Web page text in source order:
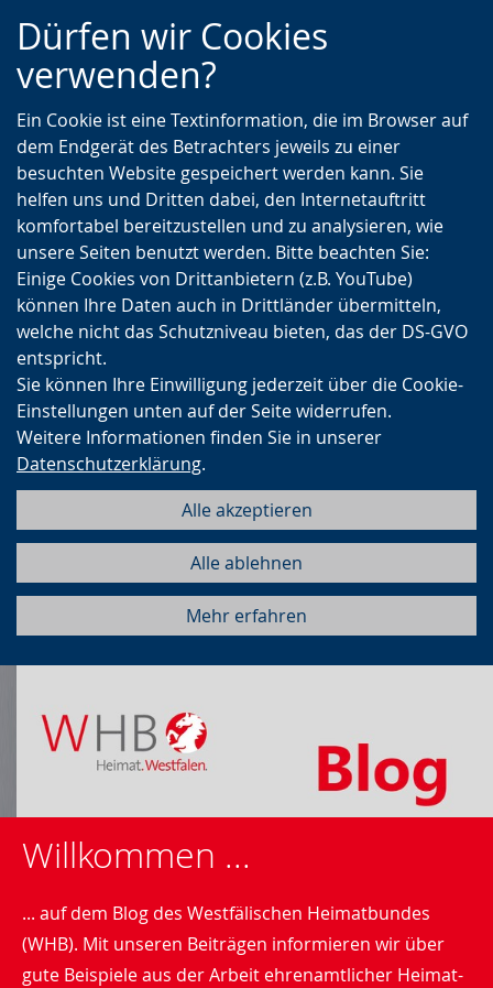
Zur
Hauptnavigation
Zur
Seitennavigation
Zum
Inhalt
Dürfen wir Cookies
verwenden?
Ein Cookie ist eine Textinformation, die im Browser auf
dem Endgerät des Betrachters jeweils zu einer
besuchten Website gespeichert werden kann. Sie
helfen uns und Dritten dabei, den Internetauftritt
komfortabel bereitzustellen und zu analysieren, wie
unsere Seiten benutzt werden. Bitte beachten Sie:
Einige Cookies von Drittanbietern (z.B. YouTube)
können Ihre Daten auch in Drittländer übermitteln,
welche nicht das Schutzniveau bieten, das der DS-GVO
entspricht.
Sie können Ihre Einwilligung jederzeit über die Cookie-
Einstellungen unten auf der Seite widerrufen.
Weitere Informationen finden Sie in unserer
Datenschutzerklärung.
Alle akzeptieren
Alle ablehnen
Mehr erfahren
Willkommen ...
... auf dem Blog des Westfälischen Heimatbundes
(WHB). Mit unseren Beiträgen informieren wir über
gute Beispiele aus der Arbeit ehrenamtlicher Heimat-